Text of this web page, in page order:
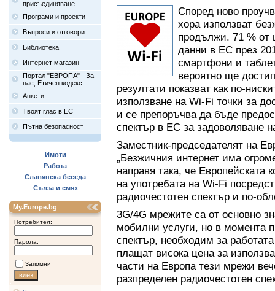
присъединяване
Програми и проекти
Въпроси и отговори
Библиотека
Интернет магазин
Портал "ЕВРОПА" - За
нас; Етичен кодекс
Анкети
Твоят глас в ЕС
Пътна безопасност
Имоти
Работа
Славянска беседа
Сълза и смях
My.Europe.bg
Потребител:
Парола:
Запомни
Според ново
хора използват
продължи. 71 % от
данни в ЕС през
смартфони и
вероятно ще
резултати показват как по-
използване на Wi-Fi точки за
и се препоръчва да бъде
спектър в ЕС за задоволяване
Заместник-председателят на
„Безжичния интернет има
направя така, че Европейската
на употребата на Wi-Fi
радиочестотен спектър и по-
3G/4G мрежите са от основно
мобилни услуги, но в момента
спектър, необходим за
плащат висока цена за
части на Европа тези мрежи
разпределен радиочестотен